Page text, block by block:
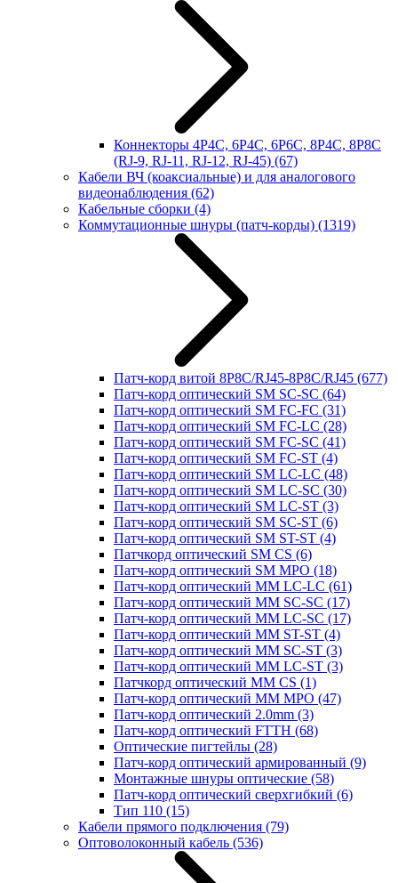
Коннекторы 4P4C, 6P4C, 6P6C, 8P4C, 8P8C
(RJ-9, RJ-11, RJ-12, RJ-45) (67)
Кабели ВЧ (коаксиальные) и для аналогового
видеонаблюдения (62)
Кабельные сборки (4)
Коммутационные шнуры (патч-корды) (1319)
Патч-корд витой 8P8C/RJ45-8P8C/RJ45 (677)
Патч-корд оптический SM SC-SC (64)
Патч-корд оптический SM FC-FC (31)
Патч-корд оптический SM FC-LC (28)
Патч-корд оптический SM FC-SC (41)
Патч-корд оптический SM FC-ST (4)
Патч-корд оптический SM LC-LC (48)
Патч-корд оптический SM LC-SC (30)
Патч-корд оптический SM LC-ST (3)
Патч-корд оптический SM SC-ST (6)
Патч-корд оптический SM ST-ST (4)
Патчкорд оптический SM CS (6)
Патч-корд оптический SM MPO (18)
Патч-корд оптический MM LC-LC (61)
Патч-корд оптический MM SC-SC (17)
Патч-корд оптический MM LC-SC (17)
Патч-корд оптический MM ST-ST (4)
Патч-корд оптический MM SC-ST (3)
Патч-корд оптический MM LC-ST (3)
Патчкорд оптический MM CS (1)
Патч-корд оптический MM MPO (47)
Патч-корд оптический 2.0mm (3)
Патч-корд оптический FTTH (68)
Оптические пигтейлы (28)
Патч-корд оптический армированный (9)
Монтажные шнуры оптические (58)
Патч-корд оптический сверхгибкий (6)
Тип 110 (15)
Кабели прямого подключения (79)
Оптоволоконный кабель (536)